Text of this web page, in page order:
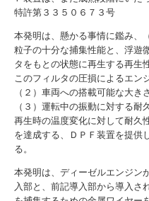
特許第３３５０６７３号
本発明は、懸かる事情に鑑み、
粒子の十分な捕集性能と、浮遊
タをもとの状態に再生する再生
このフィルタの圧損によるエン
（２）車両への搭載可能な大き
（３）運転中の振動に対する耐
再生時の温度変化に対して耐久
を達成する、ＤＰＦ装置を提供
る。
本発明は、ディーゼルエンジン
入部と、前記導入部から導入さ